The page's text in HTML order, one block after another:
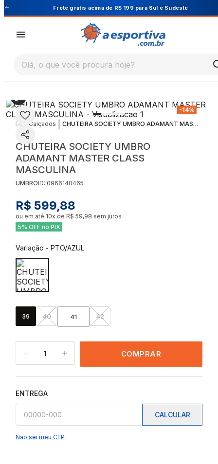
Cupom PRIMEIRA10 para 10% OFF na 1ª compra
Olá, o que você procura hoje?
-14%
Calçados CHUTEIRA SOCIETY UMBRO ADAMANT MASTER CLASS MASCULINA
CHUTEIRA SOCIETY UMBRO
ADAMANT MASTER CLASS
MASCULINA
UMBROID: 0966140465
R$ 599,88
ou em até 10x de R$ 59,98 sem juros
5% OFF no PIX
Variação - PTO/AZUL
39 40 41 42
1 COMPRAR
ENTREGA
CALCULAR
Não sei meu CEP